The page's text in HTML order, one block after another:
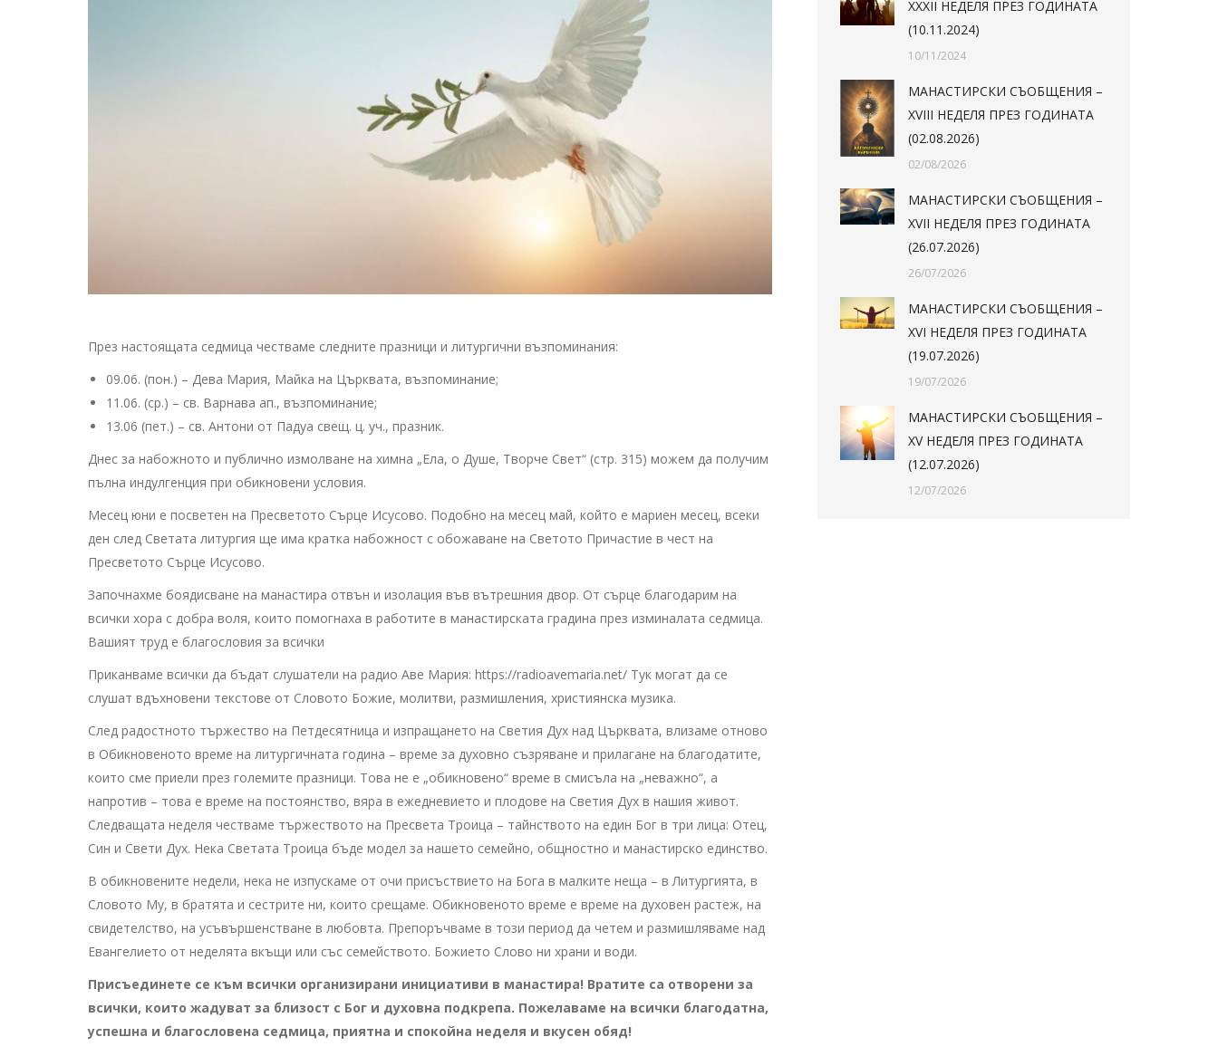
През настоящата седмица честваме следните празници и литургични възпоминания:
09.06. (пон.) – Дева Мария, Майка на Църквата, възпоминание;
11.06. (ср.) – св. Варнава ап., възпоминание;
13.06 (пет.) – св. Антони от Падуа свещ. ц. уч., празник.
Днес за набожното и публично измолване на химна „Ела, о Душе, Творче Свет“ (стр. 315) можем да получим
пълна индулгенция при обикновени условия.
Месец юни е посветен на Пресветото Сърце Исусово. Подобно на месец май, който е мариен месец, всеки
ден след Светата литургия ще има кратка набожност с обожаване на Светото Причастие в чест на
Пресветото Сърце Исусово.
Започнахме боядисване на манастира отвън и изолация във вътрешния двор. От сърце благодарим на
всички хора с добра воля, които помогнаха в работите в манастирската градина през изминалата седмица.
Вашият труд е благословия за всички
Приканваме всички да бъдат слушатели на радио Аве Мария: https://radioavemaria.net/ Тук могат да се
слушат вдъхновени текстове от Словото Божие, молитви, размишления, християнска музика.
След радостното тържество на Петдесятница и изпращането на Светия Дух над Църквата, влизаме отново
в Обикновеното време на литургичната година – време за духовно съзряване и прилагане на благодатите,
които сме приели през големите празници. Това не е „обикновено“ време в смисъла на „неважно“, а
напротив – това е време на постоянство, вяра в ежедневието и плодове на Светия Дух в нашия живот.
Следващата неделя честваме тържеството на Пресвета Троица – тайнството на един Бог в три лица: Отец,
Син и Свети Дух. Нека Светата Троица бъде модел за нашето семейно, общностно и манастирско единство.
В обикновените недели, нека не изпускаме от очи присъствието на Бога в малките неща – в Литургията, в
Словото Му, в братята и сестрите ни, които срещаме. Обикновеното време е време на духовен растеж, на
свидетелство, на усъвършенстване в любовта. Препоръчваме в този период да четем и размишляваме над
Евангелието от неделята вкъщи или със семейството. Божието Слово ни храни и води.
Присъединете се към всички организирани инициативи в манастира! Вратите са отворени за
всички, които жадуват за близост с Бог и духовна подкрепа. Пожелаваме на всички благодатна,
успешна и благословена седмица, приятна и спокойна неделя и вкусен обяд!
XXXII НЕДЕЛЯ ПРЕЗ ГОДИНАТА
(10.11.2024)
10/11/2024
МАНАСТИРСКИ СЪОБЩЕНИЯ –
XVIII НЕДЕЛЯ ПРЕЗ ГОДИНАТА
(02.08.2026)
02/08/2026
МАНАСТИРСКИ СЪОБЩЕНИЯ –
XVII НЕДЕЛЯ ПРЕЗ ГОДИНАТА
(26.07.2026)
26/07/2026
МАНАСТИРСКИ СЪОБЩЕНИЯ –
XVI НЕДЕЛЯ ПРЕЗ ГОДИНАТА
(19.07.2026)
19/07/2026
МАНАСТИРСКИ СЪОБЩЕНИЯ –
XV НЕДЕЛЯ ПРЕЗ ГОДИНАТА
(12.07.2026)
12/07/2026